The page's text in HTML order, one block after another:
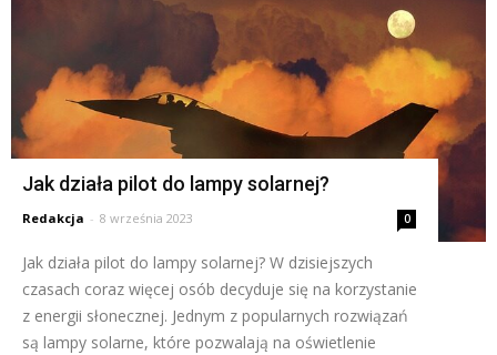
Jak działa pilot do lampy solarnej?
Redakcja - 8 września 2023 0
Jak działa pilot do lampy solarnej? W dzisiejszych
czasach coraz więcej osób decyduje się na korzystanie
z energii słonecznej. Jednym z popularnych rozwiązań
są lampy solarne, które pozwalają na oświetlenie